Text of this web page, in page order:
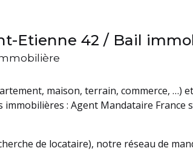
Etienne 42 / Bail
maison, terrain, commerce, …)
: Agent Mandataire France
de locataire), notre réseau de